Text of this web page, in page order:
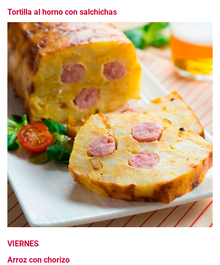
Tortilla al horno con salchichas
VIERNES
Arroz con chorizo